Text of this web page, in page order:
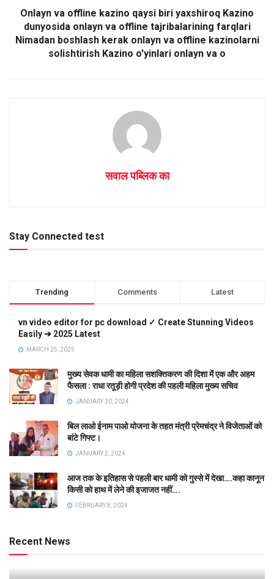
Onlayn va offline kazino qaysi biri yaxshiroq Kazino
dunyosida onlayn va offline tajribalarining farqlari
Nimadan boshlash kerak onlayn va offline kazinolarni
solishtirish Kazino o'yinlari onlayn va o
सवाल पब्लिक का
Stay Connected test
Trending Comments Latest
vn video editor for pc download ✓ Create Stunning Videos
Easily ➔ 2025 Latest
MARCH 25, 2025
मुख्य सेवक धामी का महिला सशक्तिकरण की दिशा में एक और अहम
फैसला : राधा रतूड़ी होगी प्रदेश की पहली महिला मुख्य सचिव
JANUARY 30, 2024
बिल लाओ ईनाम पाओ योजना के तहत मंत्री प्रेमचंद्र ने विजेताओं को
बांटे गिफ्ट।
JANUARY 2, 2024
आज तक के इतिहास से पहली बार धामी को गुस्से में देखा….कहा कानून
किसी को हाथ में लेने की इजाजत नहीं….
FEBRUARY 8, 2024
Recent News